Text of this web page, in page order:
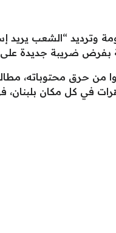
وترديد “الشعب يريد
بفرض ضريبة جديدة على
من حرق محتوباته،
في كل مكان